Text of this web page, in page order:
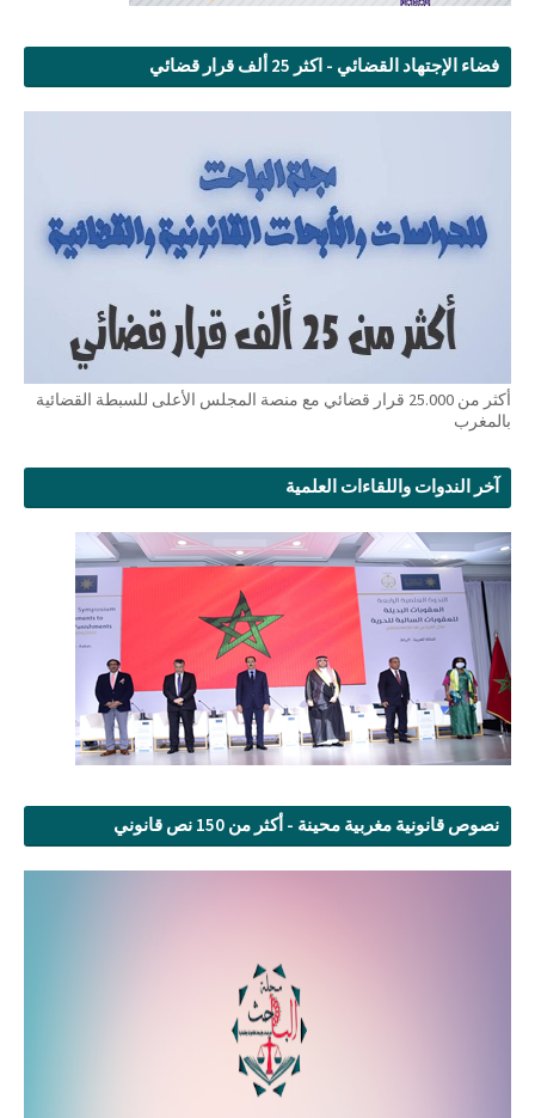
فضاء الإجتهاد القضائي - اكثر 25 ألف قرار قضائي
أكثر من 25.000 قرار قضائي مع منصة المجلس الأعلى للسبطة القضائية
بالمغرب
آخر الندوات واللقاءات العلمية
نصوص قانونية مغربية محينة - أكثر من 150 نص قانوني